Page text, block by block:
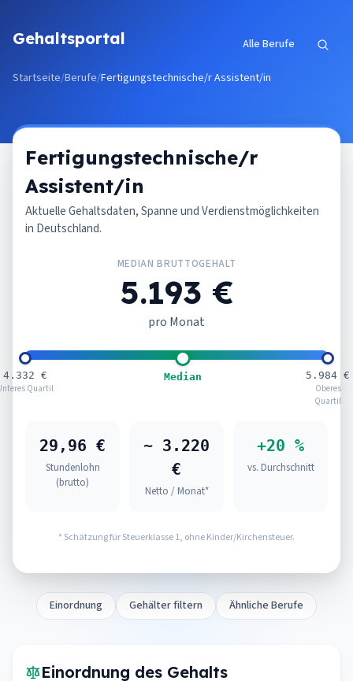
Gehaltsportal Alle Berufe
Startseite/Berufe/Fertigungstechnische/r Assistent/in
Fertigungstechnische/r
Assistent/in
Aktuelle Gehaltsdaten, Spanne und Verdienstmöglichkeiten
in Deutschland.
MEDIAN BRUTTOGEHALT
5.193 €
pro Monat
4.332 €
Quartil
Median
5.984 €
Oberes
Quartil
29,96 €
Stundenlohn
(brutto)
~ 3.220
€
Netto / Monat*
+20 %
vs. Durchschnitt
* Schätzung für Steuerklasse 1, ohne Kinder/Kirchensteuer.
Einordnung Gehälter filtern Ähnliche Berufe
Einordnung des Gehalts